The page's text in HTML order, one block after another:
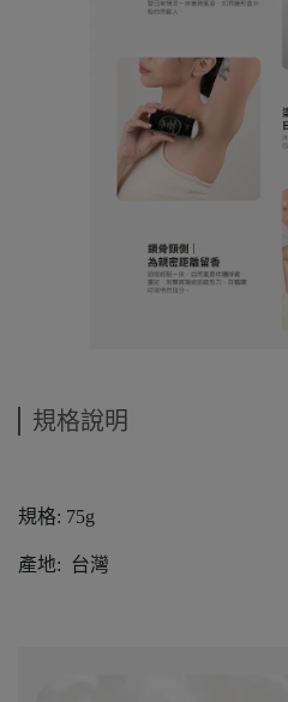
規格說明
規格: 75g
產地: 台灣